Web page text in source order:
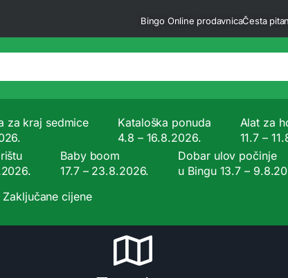
Bingo Online prodavnicaČesta
za kraj sedmice
Kataloška ponuda
4.8 – 16.8.2026.
Alat za
11.7 –
Baby boom
17.7 – 23.8.2026.
Dobar ulov počinje
u Bingu 13.7 –
Zaključane cijene